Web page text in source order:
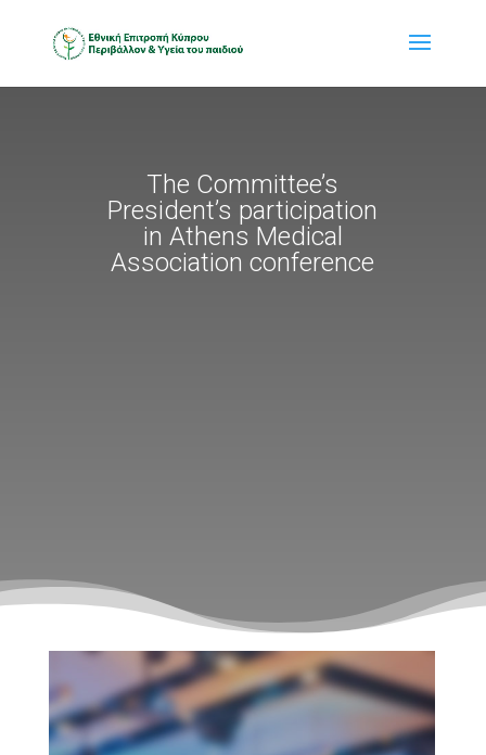
The Committee’s
President’s participation
in Athens Medical
Association conference